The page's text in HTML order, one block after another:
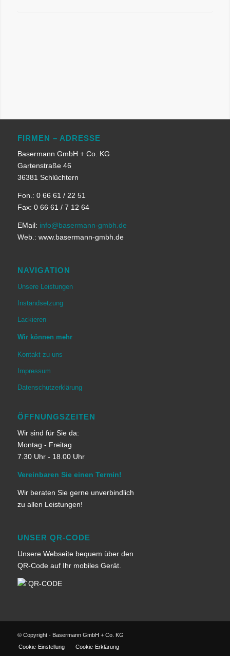
FIRMEN – ADRESSE
Basermann GmbH + Co. KG
Gartenstraße 46
36381 Schlüchtern
Fon.: 0 66 61 / 22 51
Fax: 0 66 61 / 7 12 64
EMail: info@basermann-gmbh.de
Web.: www.basermann-gmbh.de
NAVIGATION
Unsere Leistungen
Instandsetzung
Lackieren
Wir können mehr
Kontakt zu uns
Impressum
Datenschutzerklärung
ÖFFNUNGSZEITEN
Wir sind für Sie da:
Montag - Freitag
7.30 Uhr - 18.00 Uhr
Vereinbaren Sie einen Termin!
Wir beraten Sie gerne unverbindlich
zu allen Leistungen!
UNSER QR-CODE
Unsere Webseite bequem über den
QR-Code auf Ihr mobiles Gerät.
© Copyright - Basermann GmbH + Co. KG
Cookie-Einstellung
Cookie-Erklärung